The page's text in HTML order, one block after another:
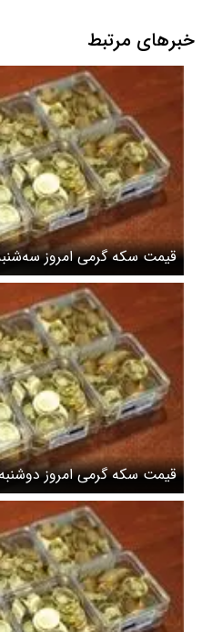
خبرهای مرتبط
قیمت سکه گرمی امروز سه‌شنبه ۵ خرداد ۱۴۰۵/سکه افت
سکه